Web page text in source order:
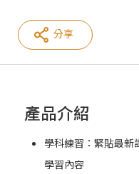
分享
產品介紹
學科練習：緊貼最新
學習內容